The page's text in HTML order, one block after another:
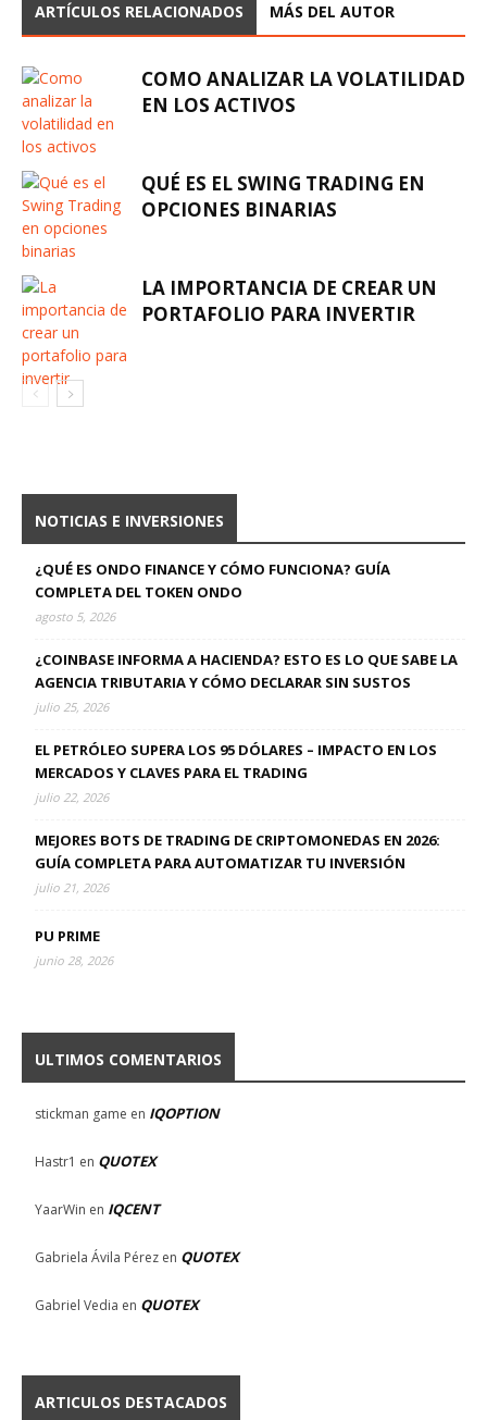
ARTÍCULOS RELACIONADOS MÁS DEL AUTOR
COMO ANALIZAR LA VOLATILIDAD
EN LOS ACTIVOS
QUÉ ES EL SWING TRADING EN
OPCIONES BINARIAS
LA IMPORTANCIA DE CREAR UN
PORTAFOLIO PARA INVERTIR
NOTICIAS E INVERSIONES
¿QUÉ ES ONDO FINANCE Y CÓMO FUNCIONA? GUÍA
COMPLETA DEL TOKEN ONDO
agosto 5, 2026
¿COINBASE INFORMA A HACIENDA? ESTO ES LO QUE SABE LA
AGENCIA TRIBUTARIA Y CÓMO DECLARAR SIN SUSTOS
julio 25, 2026
EL PETRÓLEO SUPERA LOS 95 DÓLARES – IMPACTO EN LOS
MERCADOS Y CLAVES PARA EL TRADING
julio 22, 2026
MEJORES BOTS DE TRADING DE CRIPTOMONEDAS EN 2026:
GUÍA COMPLETA PARA AUTOMATIZAR TU INVERSIÓN
julio 21, 2026
PU PRIME
junio 28, 2026
ULTIMOS COMENTARIOS
stickman game en IQOPTION
Hastr1 en QUOTEX
YaarWin en IQCENT
Gabriela Ávila Pérez en QUOTEX
Gabriel Vedia en QUOTEX
ARTICULOS DESTACADOS